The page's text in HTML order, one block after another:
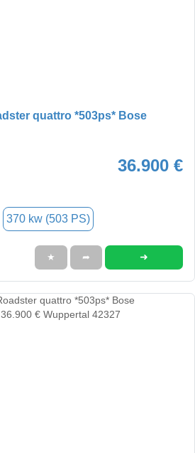
quattro *503ps* Bose
36.900 €
370 kw (503 PS)
★ ➦ ➜